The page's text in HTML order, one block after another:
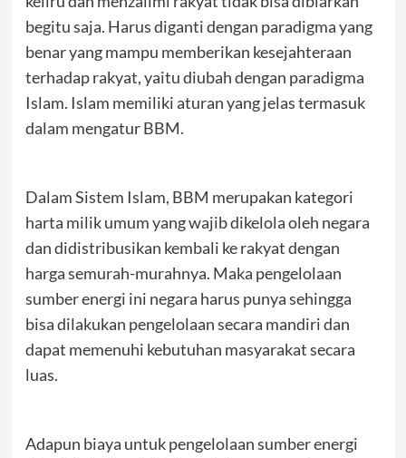
begitu saja. Harus diganti dengan paradigma yang
benar yang mampu memberikan kesejahteraan
terhadap rakyat, yaitu diubah dengan paradigma
Islam. Islam memiliki aturan yang jelas termasuk
dalam mengatur BBM.
Dalam Sistem Islam, BBM merupakan kategori
harta milik umum yang wajib dikelola oleh negara
dan didistribusikan kembali ke rakyat dengan
harga semurah-murahnya. Maka pengelolaan
sumber energi ini negara harus punya sehingga
bisa dilakukan pengelolaan secara mandiri dan
dapat memenuhi kebutuhan masyarakat secara
luas.
Adapun biaya untuk pengelolaan sumber energi